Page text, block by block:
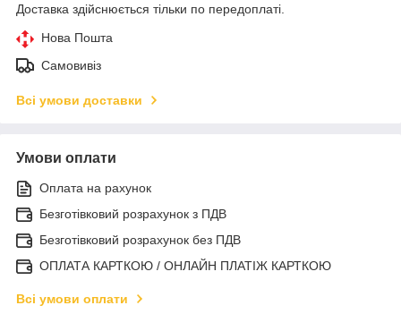
Доставка здійснюється тільки по передоплаті.
Нова Пошта
Самовивіз
Всі умови доставки
Умови оплати
Оплата на рахунок
Безготівковий розрахунок з ПДВ
Безготівковий розрахунок без ПДВ
ОПЛАТА КАРТКОЮ / ОНЛАЙН ПЛАТІЖ КАРТКОЮ
Всі умови оплати